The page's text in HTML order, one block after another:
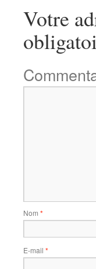
Votre
Nom *
E-mail *